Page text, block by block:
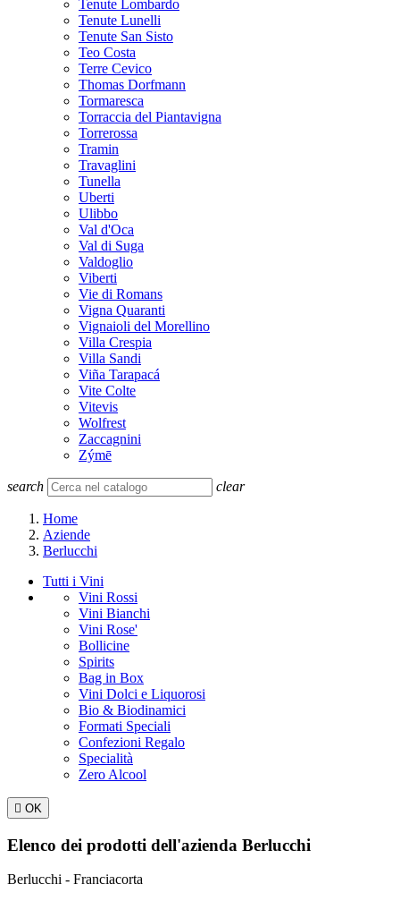
Tenute Lombardo
Tenute Lunelli
Tenute San Sisto
Teo Costa
Terre Cevico
Thomas Dorfmann
Tormaresca
Torraccia del Piantavigna
Torrerossa
Tramin
Travaglini
Tunella
Uberti
Ulibbo
Val d'Oca
Val di Suga
Valdoglio
Viberti
Vie di Romans
Vigna Quaranti
Vignaioli del Morellino
Villa Crespia
Villa Sandi
Viña Tarapacá
Vite Colte
Vitevis
Wolfrest
Zaccagnini
Zýmē
search clear
Home
Aziende
Berlucchi
Tutti i Vini
Vini Rossi
Vini Bianchi
Vini Rose'
Bollicine
Spirits
Bag in Box
Vini Dolci e Liquorosi
Bio & Biodinamici
Formati Speciali
Confezioni Regalo
Specialità
Zero Alcool
 OK
Elenco dei prodotti dell'azienda Berlucchi
Berlucchi - Franciacorta